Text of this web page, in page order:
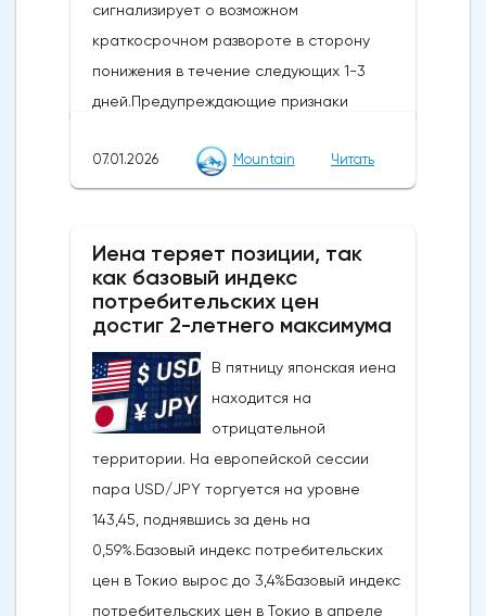
сигнализирует о возможном
краткосрочном развороте в сторону
понижения в течение следующих 1-3
дней.Предупреждающие признаки
достиг ключевого уровня коррекции
Фибоначчи и сопровождается медвежьей
это движение, скорее всего, является
отскоком от тренда, а не новым бычьим
импульсом.Ключевые уровни, на которые
430/4 403 долларов США откроет путь к
более глубокому откату к 4 333-4 309
долларам США и, возможно, к 4 267-4 243
долларам США, в то время как явный
прорыв выше 4 500 долларов США сведет
на нет медвежий
сценарий.Краткосрочный тренд (от 1 до 3
дней): разворот в сторону
07.01.2026 Mountain Читать
Иена теряет позиции, так
как базовый индекс
потребительских цен
достиг 2-летнего максимума
В пятницу японская иена
находится на
отрицательной
территории. На европейской сессии
пара USD/JPY торгуется на уровне
143,45, поднявшись за день на
0,59%.Базовый индекс потребительских
цен в Токио вырос до 3,4%Базовый индекс
потребительских цен в Токио в апреле